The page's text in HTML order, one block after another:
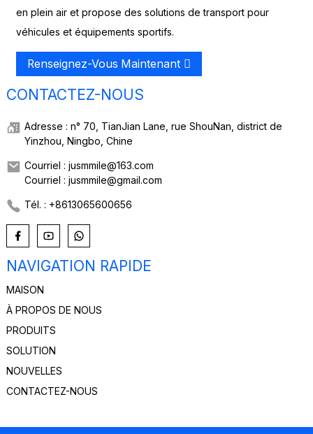
en plein air et propose des solutions de transport pour
véhicules et équipements sportifs.
Renseignez-Vous Maintenant
CONTACTEZ-NOUS
Adresse : n° 70, TianJian Lane, rue ShouNan, district de
Yinzhou, Ningbo, Chine
Courriel : jusmmile@163.com
Courriel : jusmmile@gmail.com
Tél. : +8613065600656
NAVIGATION RAPIDE
MAISON
À PROPOS DE NOUS
PRODUITS
SOLUTION
NOUVELLES
CONTACTEZ-NOUS